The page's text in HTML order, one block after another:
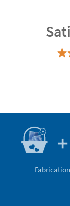
Fabrication